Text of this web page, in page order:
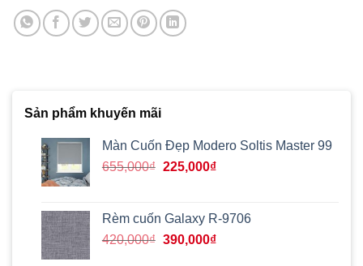
Sản phẩm khuyến mãi
Màn Cuốn Đẹp Modero Soltis Master 99
655,000₫ Giá
655,000₫.
225,000₫Giá
là:
225,000₫.
Rèm cuốn Galaxy R-9706
420,000₫ Giá
390,000₫Giá